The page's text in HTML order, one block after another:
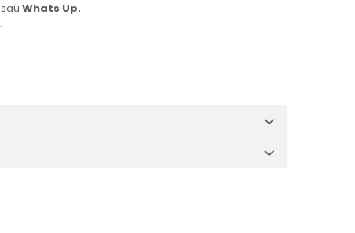
sau Whats Up.
.